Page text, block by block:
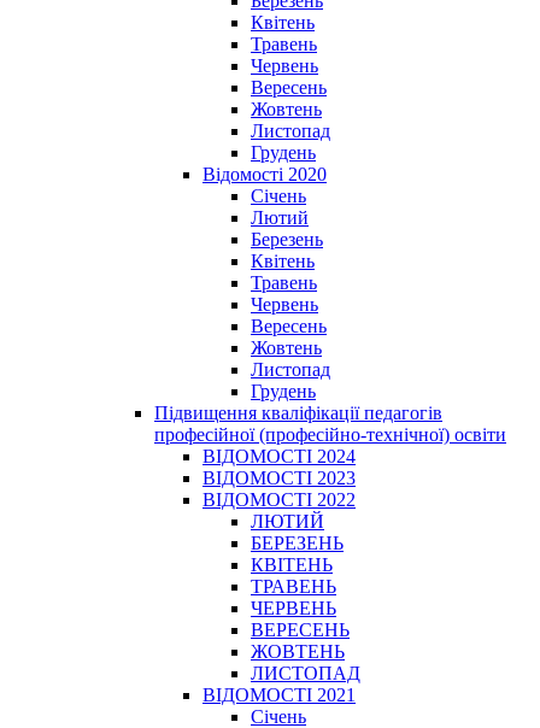
Квітень
Травень
Червень
Вересень
Жовтень
Листопад
Грудень
Відомості 2020
Січень
Лютий
Березень
Квітень
Травень
Червень
Вересень
Жовтень
Листопад
Грудень
Підвищення кваліфікації педагогів
професійної (професійно-технічної) освіти
ВІДОМОСТІ 2024
ВІДОМОСТІ 2023
ВІДОМОСТІ 2022
ЛЮТИЙ
БЕРЕЗЕНЬ
КВІТЕНЬ
ТРАВЕНЬ
ЧЕРВЕНЬ
ВЕРЕСЕНЬ
ЖОВТЕНЬ
ЛИСТОПАД
ВІДОМОСТІ 2021
Січень